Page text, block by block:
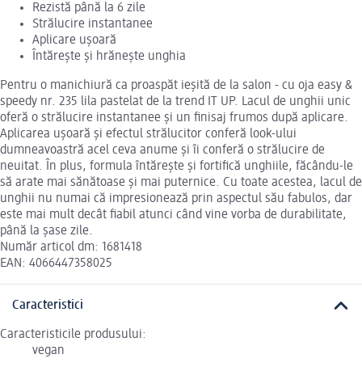
Rezistă până la 6 zile
Strălucire instantanee
Aplicare ușoară
Întărește și hrănește unghia
Pentru o manichiură ca proaspăt ieșită de la salon - cu oja easy &
speedy nr. 235 lila pastelat de la trend IT UP. Lacul de unghii unic
oferă o strălucire instantanee și un finisaj frumos după aplicare.
Aplicarea ușoară și efectul strălucitor conferă look-ului
dumneavoastră acel ceva anume și îi conferă o strălucire de
neuitat. În plus, formula întărește și fortifică unghiile, făcându-le
să arate mai sănătoase și mai puternice. Cu toate acestea, lacul de
unghii nu numai că impresionează prin aspectul său fabulos, dar
este mai mult decât fiabil atunci când vine vorba de durabilitate,
până la șase zile.
Număr articol dm: 1681418
EAN: 4066447358025
Caracteristici
Caracteristicile produsului:
vegan